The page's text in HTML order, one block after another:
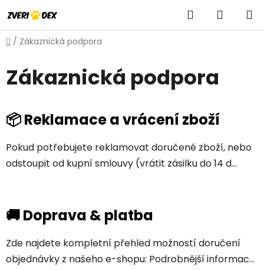
na
obsah
Hledat
KOŠÍK
Domů
/ Zákaznická podpora
Zákaznická podpora
V
ý
p
i
s
á
k
ů
📦 Reklamace a vrácení zboží
Pokud potřebujete reklamovat doručené zboží, nebo
odstoupit od kupní smlouvy (vrátit zásilku do 14 d...
🚚 Doprava & platba
Zde najdete kompletní přehled možností doručení
objednávky z našeho e-shopu: Podrobnější informac...